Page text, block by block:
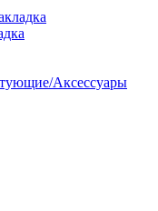
Аксессуары